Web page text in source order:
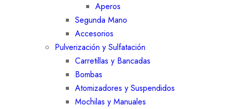
Aperos
Segunda Mano
Accesorios
Pulverización y Sulfatación
Carretillas y Bancadas
Bombas
Atomizadores y Suspendidos
Mochilas y Manuales